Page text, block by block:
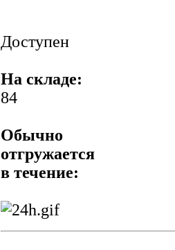
Доступен
На складе:
84
Обычно
отгружается
в течение: